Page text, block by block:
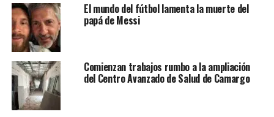
El mundo del fútbol lamenta la muerte del
papá de Messi
Comienzan trabajos rumbo a la ampliación
del Centro Avanzado de Salud de Camargo